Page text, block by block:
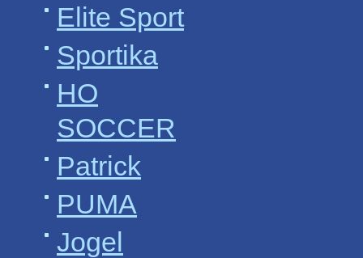
Elite Sport
Sportika
HO
SOCCER
Patrick
PUMA
Jogel